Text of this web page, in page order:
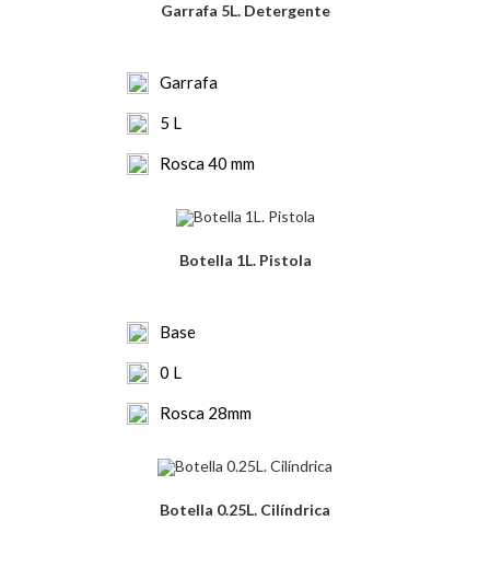
Garrafa 5L. Detergente
Garrafa
5 L
Rosca 40 mm
Botella 1L. Pistola
Base
0 L
Rosca 28mm
Botella 0.25L. Cilíndrica